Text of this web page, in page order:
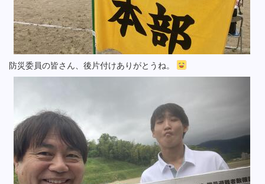
防災委員の皆さん、後片付けありがとうね。